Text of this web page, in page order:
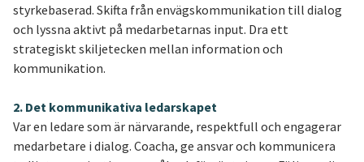
styrkebaserad. Skifta från envägskommunikation till dialog
och lyssna aktivt på medarbetarnas input. Dra ett
strategiskt skiljetecken mellan information och
kommunikation.
2. Det kommunikativa ledarskapet
Var en ledare som är närvarande, respektfull och engagerar
medarbetare i dialog. Coacha, ge ansvar och kommunicera